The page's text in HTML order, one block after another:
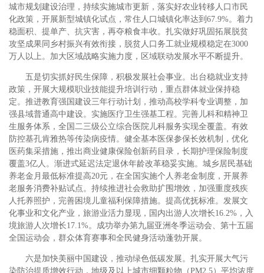
城市规划建设治理，持续实施城市更新，落实好农业转移人口市民
化政策，开展新型城镇化试点，常住人口城镇化率达到67.9%。着力
稳面积、提单产、抗灾害，再夺粮食丰收。扎实做好巩固拓展脱贫
攻坚成果同乡村振兴有效衔接，脱贫人口务工就业规模稳定在3000
万人以上。加大区域战略实施力度，区域联动发展水平不断提升。
五是切实抓好民生保障，积极发展社会事业。出台稳就业支持
政策，开展大规模职业技能提升培训行动，重点群体就业保持稳
定。推进教育强国建设三年行动计划，推动高校学科专业调整，加
强县域普通高中建设。实施医疗卫生强基工程。完善儿科和精神卫
生服务体系，全国二三级公立综合医院儿科服务实现全覆盖。有效
防控基孔肯雅热等传染病疫情。健全基本医保参保长效机制，优化
医药集采措施，推出商业健康保险创新药目录，长期护理保险制度
覆盖3亿人。渐进式延迟法定退休年龄改革稳妥实施。城乡居民基础
养老金月最低标准提高20元，在全国实施个人养老金制度，开展养
老服务消费补贴试点。持续推进社会救助扩围增效，加强重度残疾
人托养照护，完善困境儿童福利保障措施。提高优抚标准。发展文
化事业和文化产业，旅游业活力显现，国内出游人次增长16.2%，入
境旅游人次增长17.1%。成功举办第九届亚洲冬季运动会、第十五届
全国运动会，群众体育赛事和全民健身活动蓬勃开展。
六是加快美丽中国建设，推动绿色低碳发展。扎实开展大气污
染防治提质增效行动，地级及以上城市细颗粒物（PM2.5）平均浓度